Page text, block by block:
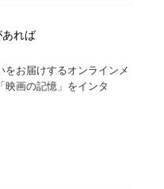
あれば
をお届けするオンラインメ
映画の記憶」をインタ